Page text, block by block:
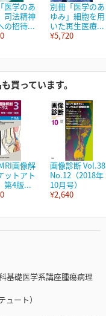
医学のあ
司法精神
の招待...
別冊「医学のあ
ゆみ」細胞を用
いた再生医療...
¥5,720
買っています。
画像解
ットアト
4版...
画像診断 Vol.38
No.12（2018年
10月号）
¥2,640
基礎医学系講座腫瘍病理
ート）